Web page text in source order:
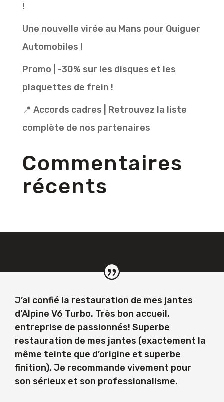
!
Une nouvelle virée au Mans pour Quiguer
Automobiles !
Promo | -30% sur les disques et les
plaquettes de frein !
📍 Accords cadres | Retrouvez la liste
complète de nos partenaires
Commentaires
récents
J’ai confié la restauration de mes jantes
d’Alpine V6 Turbo. Très bon accueil,
entreprise de passionnés! Superbe
restauration de mes jantes (exactement la
même teinte que d’origine et superbe
finition). Je recommande vivement pour
son sérieux et son professionalisme.